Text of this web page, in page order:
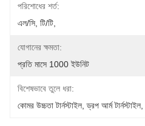
পরিশোধের শর্ত:
এল/সি, টি/টি,
যোগানের ক্ষমতা:
প্রতি মাসে 1000 ইউনিট
বিশেষভাবে তুলে ধরা:
কোমর উচ্চতা টার্নস্টাইল , ড্রপ আর্ম টার্নস্টাইল